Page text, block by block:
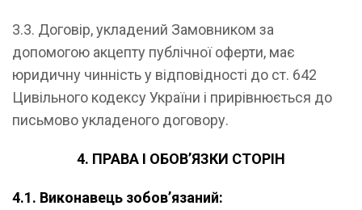
3.3. Договір, укладений Замовником за
допомогою акцепту публічної оферти, має
юридичну чинність у відповідності до ст. 642
Цивільного кодексу України і прирівнюється до
письмово укладеного договору.
4. ПРАВА І ОБОВ’ЯЗКИ СТОРІН
4.1. Виконавець зобов’язаний: